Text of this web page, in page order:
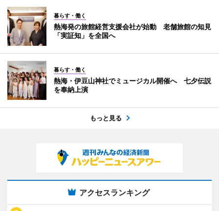
暮らす・働く
熱海発の旅館経営支援会社が始動 老舗旅館の知見
「実証知」を全国へ
暮らす・働く
熱海・伊豆山神社でミュージカル開催へ 七夕伝説
を奉納上演
もっと見る
アクセスランキング